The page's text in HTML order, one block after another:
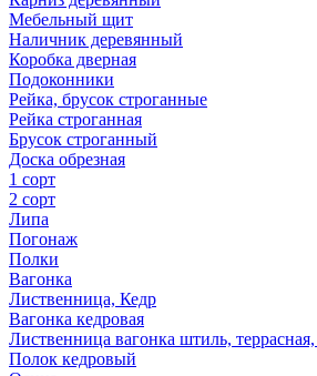
Мебельный щит
Наличник деревянный
Коробка дверная
Подоконники
Рейка, брусок строганные
Рейка строганная
Брусок строганный
Доска обрезная
1 сорт
2 сорт
Липа
Погонаж
Полки
Вагонка
Лиственница, Кедр
Вагонка кедровая
Лиственница вагонка штиль,
Полок кедровый